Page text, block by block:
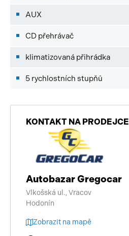
AUX
CD přehrávač
klimatizovaná přihrádka
5 rychlostních stupňů
KONTAKT NA PRODEJCE
Autobazar Gregocar
Vlkošská ul., Vracov
Hodonín
Zobrazit na mapě